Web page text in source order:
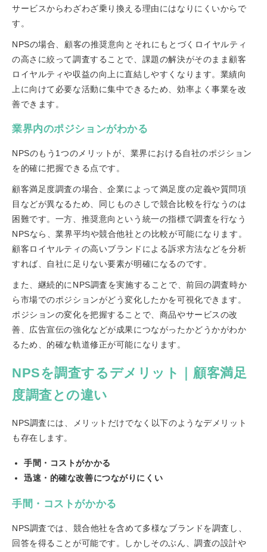
サービスからわざわざ乗り換える理由にはなりにくいからで
す。
NPSの場合、顧客の推奨意向とそれにもとづくロイヤルティ
の高さに絞って調査することで、課題の解決がそのまま顧客
ロイヤルティや収益の向上に直結しやすくなります。業績向
上に向けて必要な活動に集中できるため、効率よく事業を改
善できます。
業界内のポジションがわかる
NPSのもう1つのメリットが、業界における自社のポジション
を的確に把握できる点です。
顧客満足度調査の場合、企業によって満足度の定義や質問項
目などが異なるため、同じものさしで競合比較を行なうのは
困難です。一方、推奨意向という統一の指標で調査を行なう
NPSなら、業界平均や競合他社との比較が可能になります。
顧客ロイヤルティの高いブランドによる訴求方法などを分析
すれば、自社に足りない要素が明確になるのです。
また、継続的にNPS調査を実施することで、前回の調査時か
ら市場でのポジションがどう変化したかを可視化できます。
ポジションの変化を把握することで、商品やサービスの改
善、広告宣伝の強化などが成果につながったかどうかがわか
るため、的確な軌道修正が可能になります。
NPSを調査するデメリット｜顧客満足
度調査との違い
NPS調査には、メリットだけでなく以下のようなデメリット
も存在します。
手間・コストがかかる
迅速・的確な改善につながりにくい
手間・コストがかかる
NPS調査では、競合他社を含めて多様なブランドを調査し、
回答を得ることが可能です。しかしそのぶん、調査の設計や